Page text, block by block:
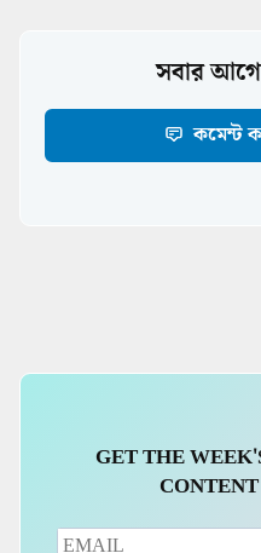
সবার
কমেন্ট
GET THE
CONTENT